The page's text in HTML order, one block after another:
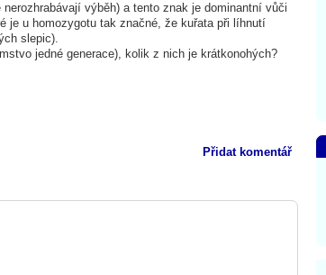
výběh) a tento znak je dominantní vůči
je u homozygotu tak značné, že kuřata při líhnutí
slepic).
jedné generace), kolik z nich je krátkonohých?
Přidat komentář